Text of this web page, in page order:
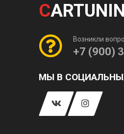
C
Возникли
+7 (900)
МЫ В